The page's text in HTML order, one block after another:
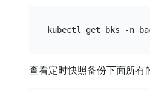
查看定时快照备份下面所有